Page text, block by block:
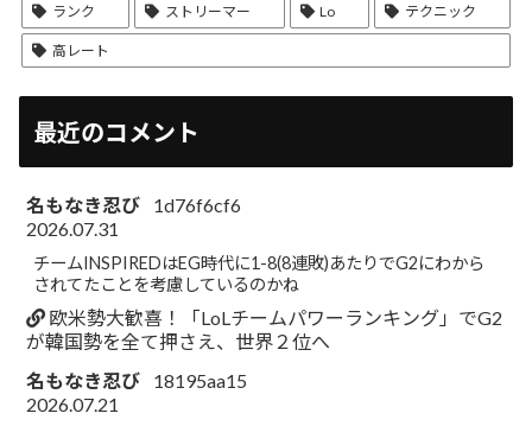
ランク ストリーマー Lo テクニック
高レート
最近のコメント
名もなき忍び
1d76f6cf6
2026.07.31
チームINSPIREDはEG時代に1-8(8連敗)あたりでG2にわから
されてたことを考慮しているのかね
欧米勢大歓喜！「LoLチームパワーランキング」でG2
が韓国勢を全て押さえ、世界２位へ
名もなき忍び
18195aa15
2026.07.21